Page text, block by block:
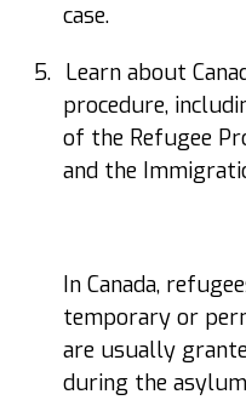
case.
5. Learn about
procedure,
of the Refugee
and the
In Canada,
temporary or
are usually
during the